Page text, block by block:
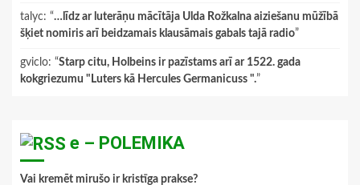
talyc: “…līdz ar luterāņu mācītāja Ulda Rožkalna aiziešanu mūžībā
šķiet nomiris arī beidzamais klausāmais gabals tajā radio”
gviclo: “Starp citu, Holbeins ir pazīstams arī ar 1522. gada
kokgriezumu "Luters kā Hercules Germanicuss ".”
e – POLEMIKA
Vai kremēt mirušo ir kristīga prakse?